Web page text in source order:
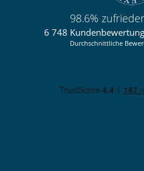
98.6%
6 748
Durchschnittliche